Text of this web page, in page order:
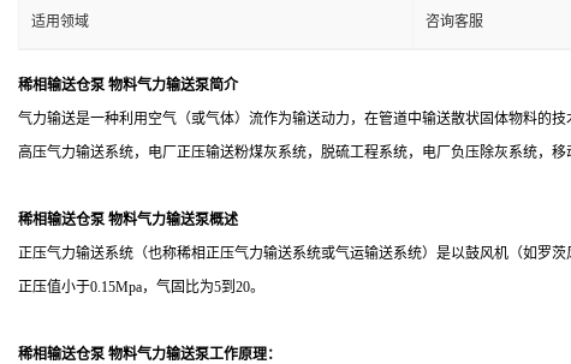
适用领域 咨询客服
稀相输送仓泵 物料气力输送泵简介
气力输送是一种利用空气（或气体）流作为输送动力，在管道中输送散状固体物料的
高压气力输送系统，电厂正压输送粉煤灰系统，脱硫工程系统，电厂负压除灰系统，移
稀相输送仓泵 物料气力输送泵概述
正压气力输送系统（也称稀相正压气力输送系统或气运输送系统）是以鼓风机（如罗
正压值小于0.15Mpa，气固比为5到 20。
稀相输送仓泵 物料气力输送泵工作原理：